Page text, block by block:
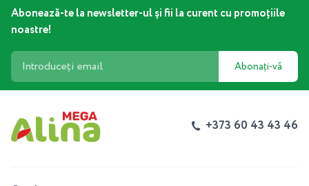
Abonează-te la newsletter-ul și fii la curent cu promoțiile
noastre!
Abonați-vă
+373 60 43 43 46